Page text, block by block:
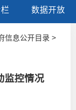
数据开放
信息公开目录 >
监控情况